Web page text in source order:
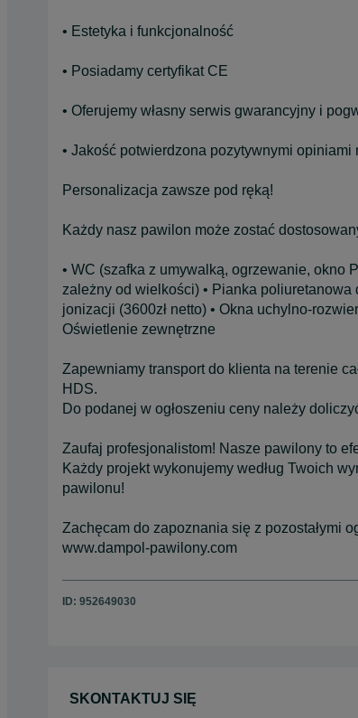
• Estetyka i funkcjonalność
• Posiadamy certyfikat CE
• Oferujemy własny serwis gwarancyjny i
• Jakość potwierdzona pozytywnymi opiniami
Personalizacja zawsze pod ręką!
Każdy nasz pawilon może zostać
• WC (szafka z umywalką, ogrzewanie, okno
zależny od wielkości) • Pianka
jonizacji (3600zł netto) • Okna uchylno-
Oświetlenie zewnętrzne
Zapewniamy transport do klienta na terenie
HDS.
Do podanej w ogłoszeniu ceny należy
Zaufaj profesjonalistom! Nasze pawilony to
Każdy projekt wykonujemy według Twoich
pawilonu!
Zachęcam do zapoznania się z pozostałymi
www.dampol-pawilony.com
ID: 952649030
SKONTAKTUJ SIĘ